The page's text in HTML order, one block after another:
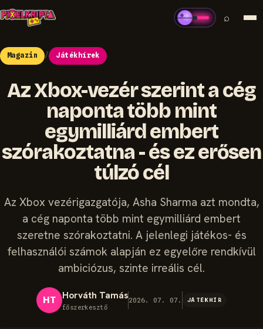
⌕
Magazin / Játékhírek
Az Xbox-vezér szerint a cég
naponta több mint
egymilliárd embert
szórakoztatna - és ez erősen
túlzó cél
Az Xbox vezérigazgatója, Asha Sharma azt mondta,
a cég naponta több mint egymilliárd embert
szeretne szórakoztatni. A jelenlegi játékos- és
felhasználói számok alapján ez egyelőre rendkívül
ambiciózus, szinte irreális cél.
HT Horváth Tamás
főszerkesztő
2026. 07. 07. JÁTÉKHÍR